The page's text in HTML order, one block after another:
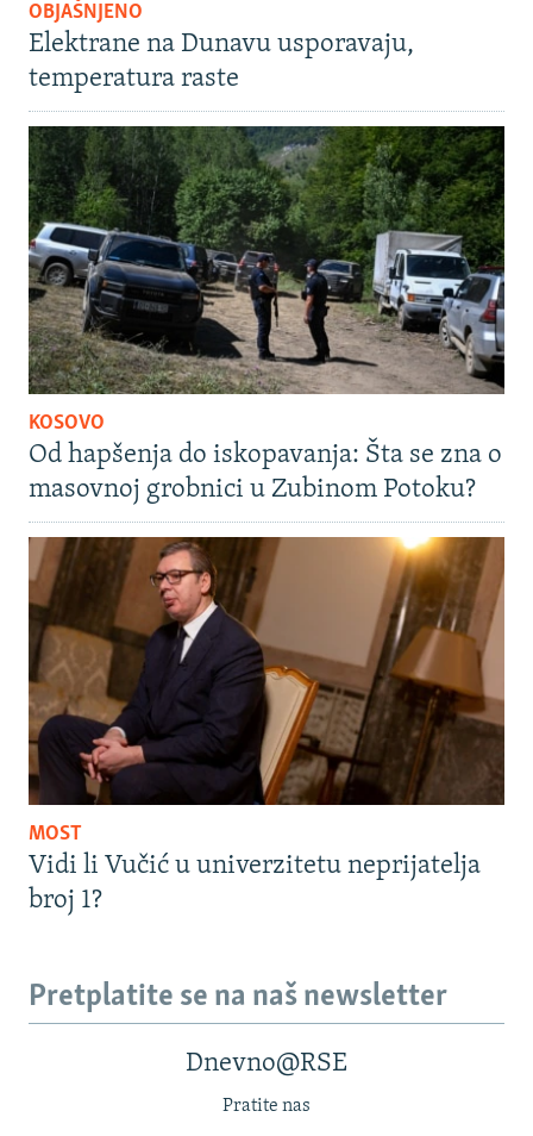
OBJAŠNJENO
Elektrane na Dunavu usporavaju,
temperatura raste
KOSOVO
Od hapšenja do iskopavanja: Šta se zna o
masovnoj grobnici u Zubinom Potoku?
MOST
Vidi li Vučić u univerzitetu neprijatelja
broj 1?
Pretplatite se na naš newsletter
Dnevno@RSE
Pratite nas